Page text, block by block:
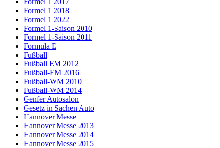
Formel 1 2017
Formel 1 2018
Formel 1 2022
Formel 1-Saison 2010
Formel 1-Saison 2011
Formula E
Fußball
Fußball EM 2012
Fußball-EM 2016
Fußball-WM 2010
Fußball-WM 2014
Genfer Autosalon
Gesetz in Sachen Auto
Hannover Messe
Hannover Messe 2013
Hannover Messe 2014
Hannover Messe 2015